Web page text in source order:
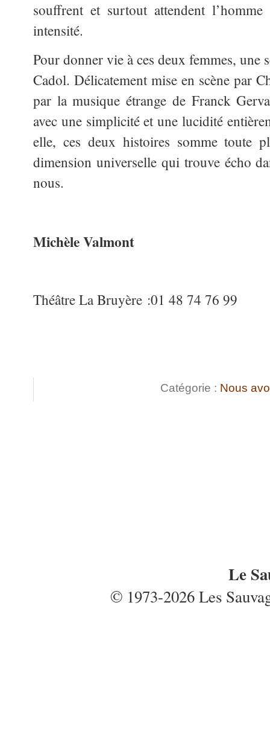
souffrent et surtout attendent
intensité.
Pour donner vie à ces deux femmes, une
Cadol. Délicatement mise en scène par
par la musique étrange de Franck
avec une simplicité et une lucidité
elle, ces deux histoires somme toute
dimension universelle qui trouve écho
nous.
Michèle Valmont
Théâtre La Bruyère :01 48 74 76 99
Catégorie : Nous
Le
© 1973-2026 Les